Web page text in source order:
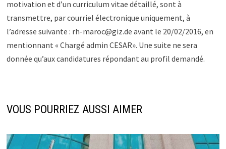
motivation et d’un curriculum vitae détaillé, sont à
transmettre, par courriel électronique uniquement, à
l’adresse suivante : rh-maroc@giz.de avant le 20/02/2016, en
mentionnant « Chargé admin CESAR». Une suite ne sera
donnée qu’aux candidatures répondant au profil demandé.
VOUS POURRIEZ AUSSI AIMER